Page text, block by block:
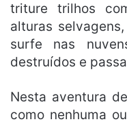
triture trilhos
alturas
surfe nas
destruídos e
Nesta aventura
como nenhuma